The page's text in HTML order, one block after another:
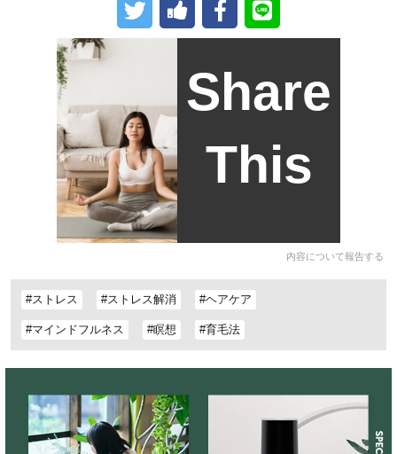
Share
This
内容について報告する
#ストレス #ストレス解消 #ヘアケア
#マインドフルネス #瞑想 #育毛法